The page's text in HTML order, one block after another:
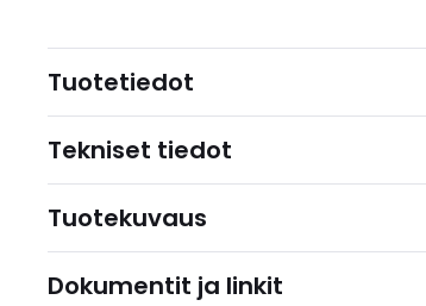
Tuotetiedot
Tekniset tiedot
Tuotekuvaus
Dokumentit ja linkit